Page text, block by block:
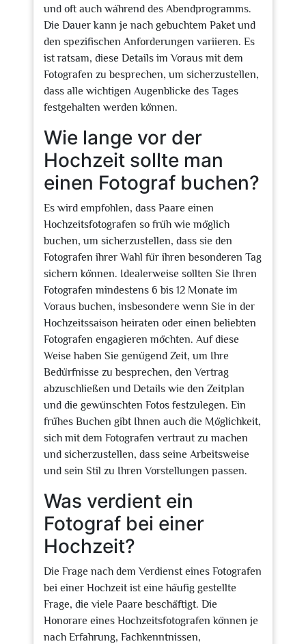
und oft auch während des Abendprogramms.
Die Dauer kann je nach gebuchtem Paket und
den spezifischen Anforderungen variieren. Es
ist ratsam, diese Details im Voraus mit dem
Fotografen zu besprechen, um sicherzustellen,
dass alle wichtigen Augenblicke des Tages
festgehalten werden können.
Wie lange vor der
Hochzeit sollte man
einen Fotograf buchen?
Es wird empfohlen, dass Paare einen
Hochzeitsfotografen so früh wie möglich
buchen, um sicherzustellen, dass sie den
Fotografen ihrer Wahl für ihren besonderen Tag
sichern können. Idealerweise sollten Sie Ihren
Fotografen mindestens 6 bis 12 Monate im
Voraus buchen, insbesondere wenn Sie in der
Hochzeitssaison heiraten oder einen beliebten
Fotografen engagieren möchten. Auf diese
Weise haben Sie genügend Zeit, um Ihre
Bedürfnisse zu besprechen, den Vertrag
abzuschließen und Details wie den Zeitplan
und die gewünschten Fotos festzulegen. Ein
frühes Buchen gibt Ihnen auch die Möglichkeit,
sich mit dem Fotografen vertraut zu machen
und sicherzustellen, dass seine Arbeitsweise
und sein Stil zu Ihren Vorstellungen passen.
Was verdient ein
Fotograf bei einer
Hochzeit?
Die Frage nach dem Verdienst eines Fotografen
bei einer Hochzeit ist eine häufig gestellte
Frage, die viele Paare beschäftigt. Die
Honorare eines Hochzeitsfotografen können je
nach Erfahrung, Fachkenntnissen,